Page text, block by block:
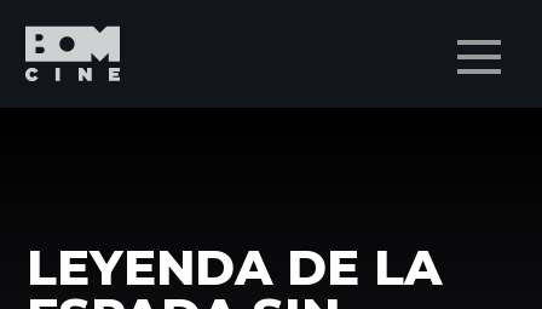
LEYENDA DE LA